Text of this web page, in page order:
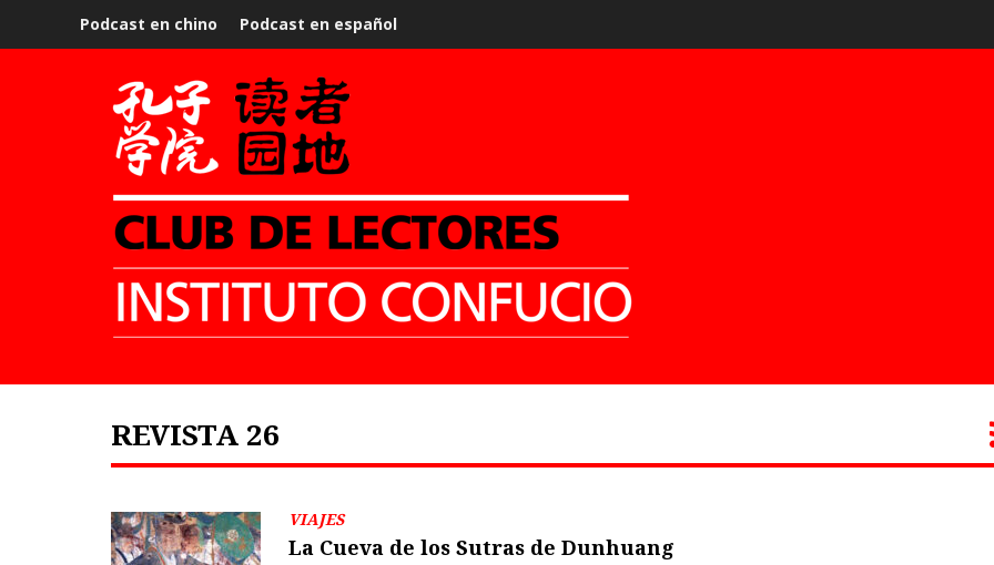
Podcast en chino Podcast en español
REVISTA 26
VIAJES
La Cueva de los Sutras de Dunhuang